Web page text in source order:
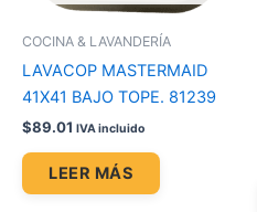
COCINA & LAVANDERÍA
LAVACOP MASTERMAID
41X41 BAJO TOPE. 81239
$89.01 IVA incluido
LEER MÁS